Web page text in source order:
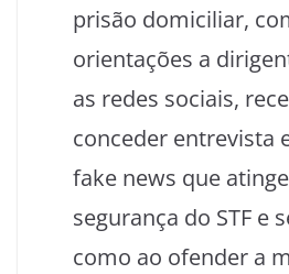
prisão domiciliar,
orientações a
as redes sociais,
conceder entrevista
fake news que
segurança do STF e
como ao ofender a